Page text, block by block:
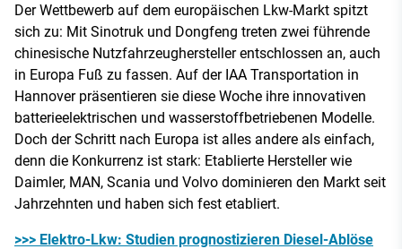
Der Wettbewerb auf dem europäischen Lkw-Markt spitzt
sich zu: Mit Sinotruk und Dongfeng treten zwei führende
chinesische Nutzfahrzeughersteller entschlossen an, auch
in Europa Fuß zu fassen. Auf der IAA Transportation in
Hannover präsentieren sie diese Woche ihre innovativen
batterieelektrischen und wasserstoffbetriebenen Modelle.
Doch der Schritt nach Europa ist alles andere als einfach,
denn die Konkurrenz ist stark: Etablierte Hersteller wie
Daimler, MAN, Scania und Volvo dominieren den Markt seit
Jahrzehnten und haben sich fest etabliert.
>>> Elektro-Lkw: Studien prognostizieren Diesel-Ablöse